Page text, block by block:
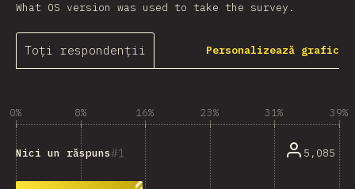
What OS version was used to take the survey.
Toți respondenții Personalizează grafic
0% 8% 16% 23% 31% 39%
1
Nici un răspuns 5,085